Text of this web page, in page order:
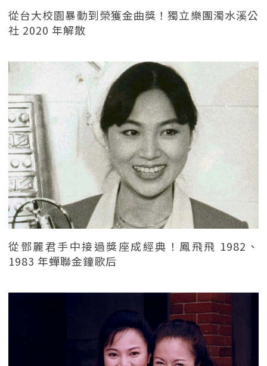
從台大校園暴動到榮獲金曲獎！獨立樂團濁水溪公
社 2020 年解散
從鄧麗君手中接過獎座成經典！鳳飛飛 1982、
1983 年蟬聯金鐘歌后